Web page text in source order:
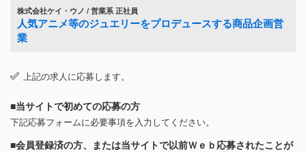
株式会社ケイ・ウノ / 営業系 正社員
人気アニメ等のジュエリーをプロデュースする商品企画営
業
上記の求人に応募します。
■当サイトで初めての応募の方
下記応募フォームに必要事項を入力してください。
■会員登録済の方、または当サイトで以前Ｗｅｂ応募されたことが